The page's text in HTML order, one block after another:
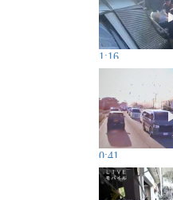
1:16
0:41